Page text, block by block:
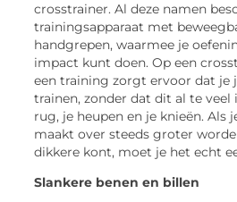
crosstrainer. Al deze namen
trainingsapparaat met
handgrepen, waarmee je
impact kunt doen. Op een
een training zorgt ervoor dat je
trainen, zonder dat dit al te
rug, je heupen en je knieën. Als
maakt over steeds groter
dikkere kont, moet je het echt
Slankere benen en billen